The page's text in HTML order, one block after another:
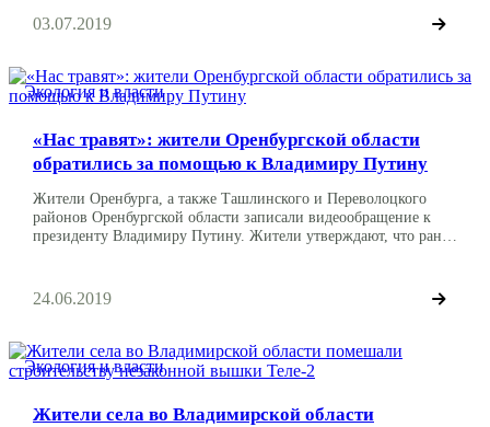
субъекты. «Вот я сейчас приехал с очень актуального объекта,
который называется цех или завод по переработке мусора. Я
[…]
03.07.2019
Экология и власти
«Нас травят»: жители Оренбургской области
обратились за помощью к Владимиру Путину
Жители Оренбурга, а также Ташлинского и Переволоцкого
районов Оренбургской области записали видеообращение к
президенту Владимиру Путину. Жители утверждают, что ранее
числе атмосфера и водоемы «отравлены попутными газами». В
записи обращения участвовали представители некоммерческой
словам […]
24.06.2019
Экология и власти
Жители села во Владимирской области